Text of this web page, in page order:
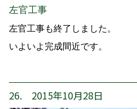
左官工事
左官工事も終了しました。
いよいよ完成間近です。
26. 2015年10月28日